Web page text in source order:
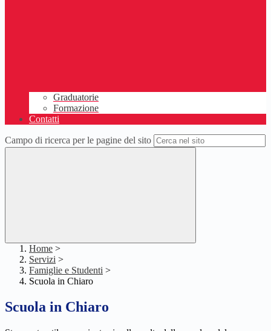
Graduatorie
Formazione
Contatti
Campo di ricerca per le pagine del sito
Home >
Servizi >
Famiglie e Studenti >
Scuola in Chiaro
Scuola in Chiaro